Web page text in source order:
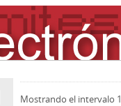
Mostrando el intervalo